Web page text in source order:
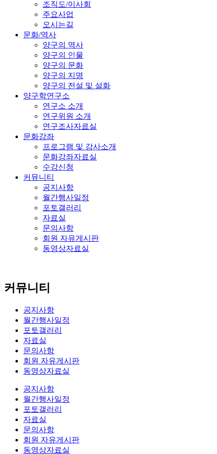
조직도/이사회
주요사업
오시는길
문화/역사
양구의 역사
양구의 인물
양구의 문화
양구의 지명
양구의 전설 및 설화
양구학연구소
연구소 소개
연구위원 소개
연구조사자료실
문화강좌
프로그램 및 강사소개
문화강좌자료실
수강신청
커뮤니티
공지사항
월간행사일정
포토갤러리
자료실
문의사항
회원 자유게시판
동영상자료실
커뮤니티
공지사항
월간행사일정
포토갤러리
자료실
문의사항
회원 자유게시판
동영상자료실
공지사항
월간행사일정
포토갤러리
자료실
문의사항
회원 자유게시판
동영상자료실